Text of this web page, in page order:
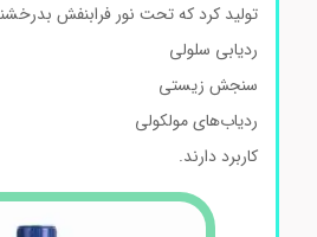
تولید کرد که تحت نور فرابنفش بدرخشند.
ردیابی سلولی
سنجش زیستی
ردیاب‌های مولکولی
کاربرد دارند.